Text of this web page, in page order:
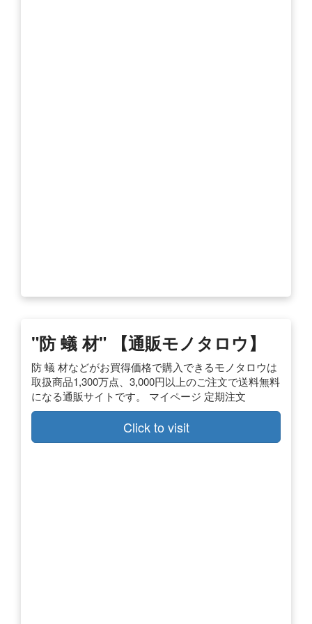
"防 蟻 材" 【通販モノタロウ】
防 蟻 材などがお買得価格で購入できるモノタロウは
取扱商品1,300万点、3,000円以上のご注文で送料無料
になる通販サイトです。 マイページ 定期注文
Click to visit